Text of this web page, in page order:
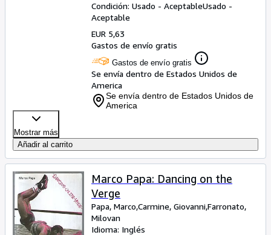
Condición: Usado - AceptableUsado -
Aceptable
EUR 5,63
Gastos de envío gratis
Gastos de envío gratis
Se envía dentro de Estados Unidos de
America
Se envía dentro de Estados Unidos de
America
Mostrar más
Añadir al carrito
Marco Papa: Dancing on the
Verge
Papa, Marco,Carmine, Giovanni,Farronato,
Milovan
Idioma: Inglés